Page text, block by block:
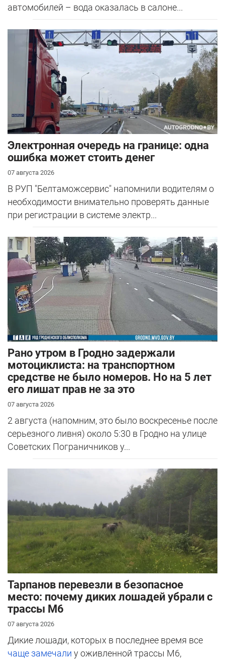
автомобилей – вода оказалась в салоне...
Электронная очередь на границе: одна
ошибка может стоить денег
07 августа 2026
В РУП "Белтаможсервис" напомнили водителям о
необходимости внимательно проверять данные
при регистрации в системе электр...
Рано утром в Гродно задержали
мотоциклиста: на транспортном
средстве не было номеров. Но на 5 лет
его лишат прав не за это
07 августа 2026
2 августа (напомним, это было воскресенье после
серьезного ливня) около 5:30 в Гродно на улице
Советских Пограничников у...
Тарпанов перевезли в безопасное
место: почему диких лошадей убрали с
трассы М6
07 августа 2026
Дикие лошади, которых в последнее время все
чаще замечали у оживленной трассы М6,